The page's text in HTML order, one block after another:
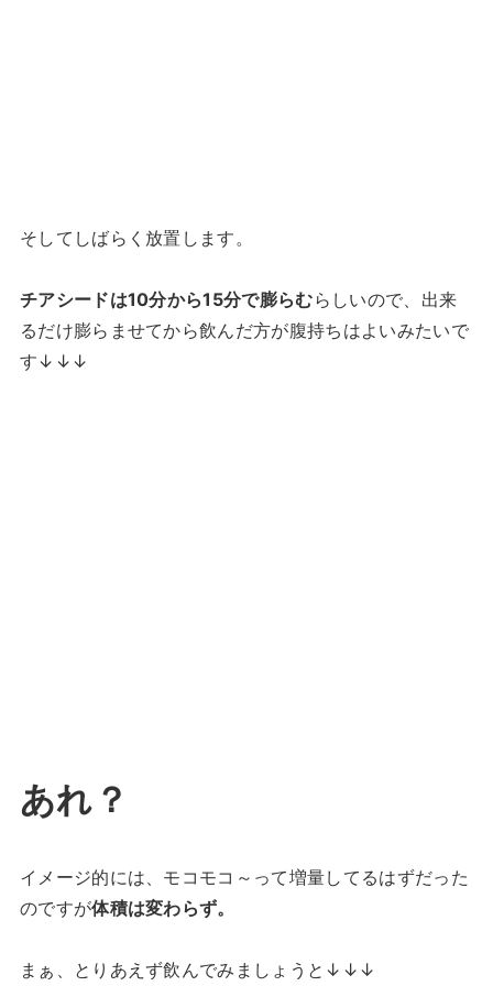
そしてしばらく放置します。
チアシードは10分から15分で膨らむらしいので、出来
るだけ膨らませてから飲んだ方が腹持ちはよいみたいで
す↓↓↓
あれ？
イメージ的には、モコモコ～って増量してるはずだった
のですが体積は変わらず。
まぁ、とりあえず飲んでみましょうと↓↓↓